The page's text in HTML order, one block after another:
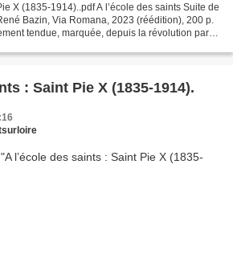
X (1835-1914)..pdf A l’école des saints Suite de
Bazin, Via Romana, 2023 (réédition), 200 p.
tendue, marquée, depuis la révolution par
: Saint Pie X (1835-1914).